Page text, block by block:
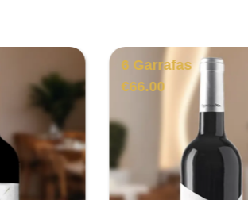
6 Garrafas
€66.00